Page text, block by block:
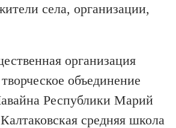
села, организации,
организация
объединение
Республики Марий
средняя школа